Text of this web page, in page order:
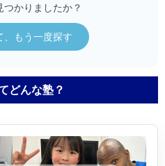
かりましたか？
、もう一度探す
どんな塾？